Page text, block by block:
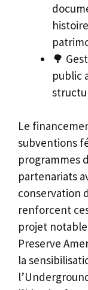
🌳
public
Le
subventions
programmes
partenariats
conservation
renforcent
projet
Preserve
la